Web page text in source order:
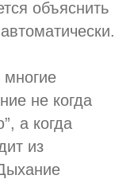
объяснить
многие
не когда
а когда
из